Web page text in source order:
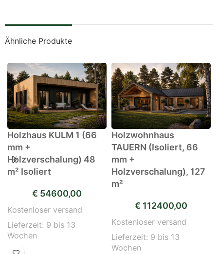
Ähnliche Produkte
Holzhaus KULM 1 (66
mm +
Holzverschalung) 48
m² Isoliert
€ 54600,00
Kostenloser versand
Lieferzeit: 9 bis 13
Wochen
Holzwohnhaus
TAUERN (Isoliert, 66
mm +
Holzverschalung), 127
m²
€ 112400,00
Kostenloser versand
Lieferzeit: 9 bis 13
Wochen